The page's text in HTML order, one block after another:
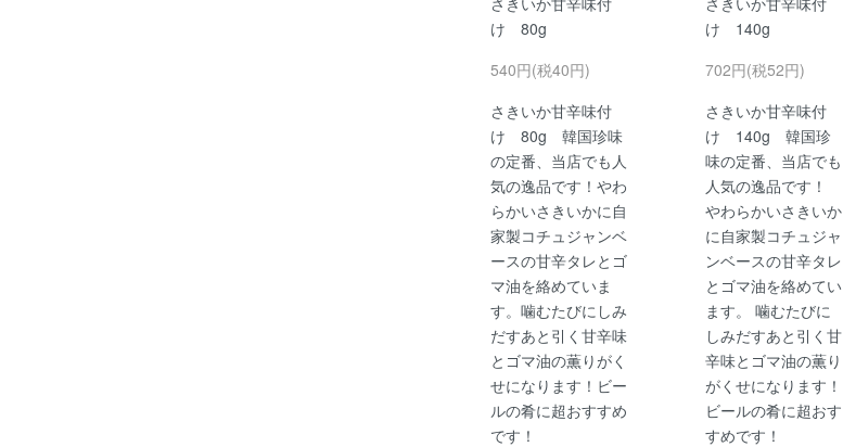
け 80g
540円(税40円)
さきいか甘辛味付
け 80g 韓国珍味
の定番、当店でも人
気の逸品です！やわ
らかいさきいかに自
家製コチュジャンベ
ースの甘辛タレとゴ
マ油を絡めていま
す。噛むたびにしみ
だすあと引く甘辛味
とゴマ油の薫りがく
せになります！ビー
ルの肴に超おすすめ
です！
け 140g
702円(税52円)
さきいか甘辛味付
け 140g 韓国珍
味の定番、当店でも
人気の逸品です！
やわらかいさきいか
に自家製コチュジャ
ンベースの甘辛タレ
とゴマ油を絡めてい
ます。 噛むたびに
しみだすあと引く甘
辛味とゴマ油の薫り
がくせになります！
ビールの肴に超おす
すめです！